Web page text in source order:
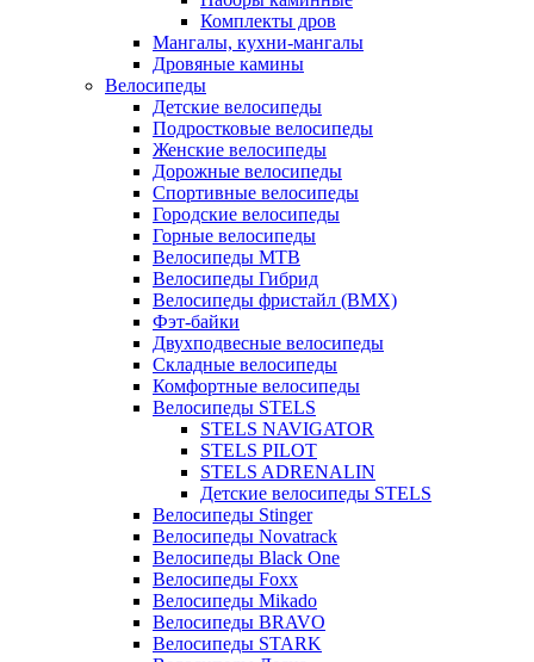
Комплекты дров
Мангалы, кухни-мангалы
Дровяные камины
Велосипеды
Детские велосипеды
Подростковые велосипеды
Женские велосипеды
Дорожные велосипеды
Спортивные велосипеды
Городские велосипеды
Горные велосипеды
Велосипеды MTB
Велосипеды Гибрид
Велосипеды фристайл (BMX)
Фэт-байки
Двухподвесные велосипеды
Складные велосипеды
Комфортные велосипеды
Велосипеды STELS
STELS NAVIGATOR
STELS PILOT
STELS ADRENALIN
Детские велосипеды STELS
Велосипеды Stinger
Велосипеды Novatrack
Велосипеды Black One
Велосипеды Foxx
Велосипеды Mikado
Велосипеды BRAVO
Велосипеды STARK